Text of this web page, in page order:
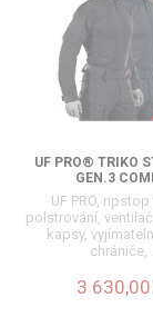
UF PRO® TRIKO
GEN.3
UF PRO,
polstrování,
kapsy,
chrániče,
3